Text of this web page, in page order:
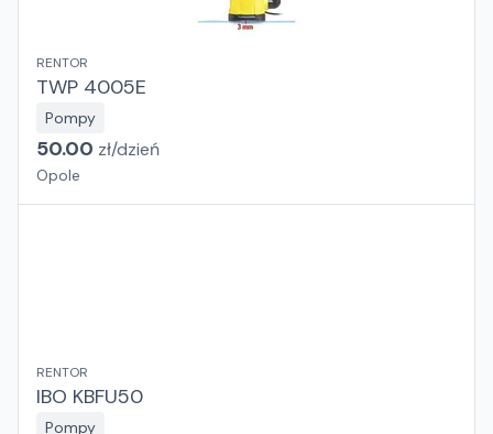
RENTOR
TWP 4005E
Pompy
50.00 zł/dzień
Opole
RENTOR
IBO KBFU50
Pompy